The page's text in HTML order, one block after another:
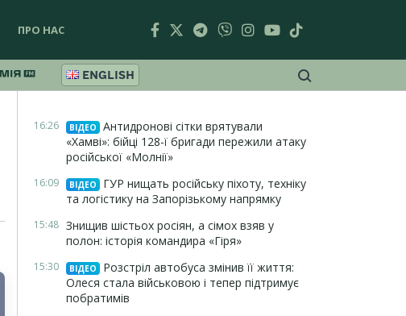
ПРО НАС
ENGLISH
16:26 ВІДЕО
Антидронові сітки врятували
«Хамві»: бійці 128-ї бригади пережили атаку
російської «Молнії»
16:09 ВІДЕО
ГУР нищать російську піхоту, техніку
та логістику на Запорізькому напрямку
15:48 Знищив шістьох росіян, а сімох взяв у
полон: історія командира «Гіря»
15:30 ВІДЕО
Розстріл автобуса змінив її життя:
Олеся стала військовою і тепер підтримує
побратимів